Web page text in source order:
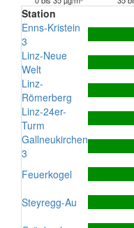
Station
Enns-Kristein
3
Linz-Neue
Welt
Linz-
Römerberg
Linz-24er-
Turm
Gallneukirchen
3
Feuerkogel
Steyregg-Au